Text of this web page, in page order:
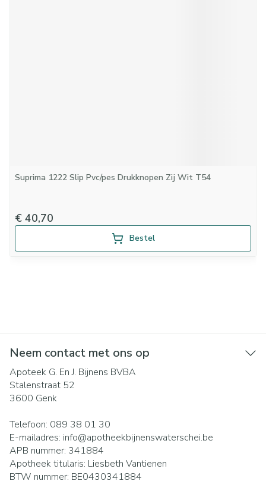
Suprima 1222 Slip Pvc/pes Drukknopen Zij Wit T54
€ 40,70
Bestel
Neem contact met ons op
Apoteek G. En J. Bijnens BVBA
Stalenstraat 52
3600 Genk
Telefoon: 089 38 01 30
E-mailadres: info@apotheekbijnenswaterschei.be
APB nummer: 341884
Apotheek titularis: Liesbeth Vantienen
BTW nummer: BE0430341884